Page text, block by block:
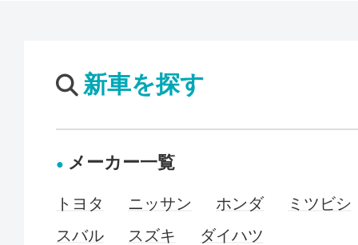
新車を探す
メーカー一覧
トヨタ ニッサン ホンダ
ミツビシ
スバル
スズキ ダイハツ